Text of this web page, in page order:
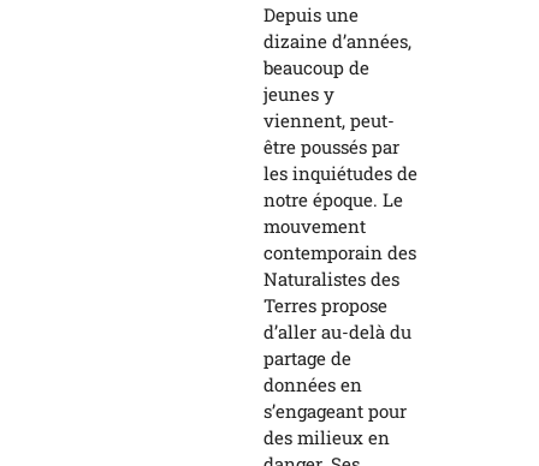
Depuis une
dizaine d’années,
beaucoup de
jeunes y
viennent, peut-
être poussés par
les inquiétudes de
notre époque. Le
mouvement
contemporain des
Naturalistes des
Terres propose
d’aller au-delà du
partage de
données en
s’engageant pour
des milieux en